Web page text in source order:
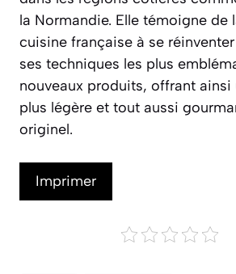
la Normandie. Elle témoigne de
cuisine française à se
ses techniques les plus
nouveaux produits, offrant ainsi
plus légère et tout aussi
originel.
Imprimer